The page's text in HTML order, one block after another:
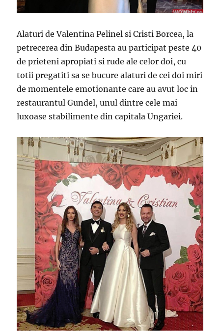
Alaturi de Valentina Pelinel si Cristi Borcea, la
petrecerea din Budapesta au participat peste 40
de prieteni apropiati si rude ale celor doi, cu
totii pregatiti sa se bucure alaturi de cei doi miri
de momentele emotionante care au avut loc in
restaurantul Gundel, unul dintre cele mai
luxoase stabilimente din capitala Ungariei.